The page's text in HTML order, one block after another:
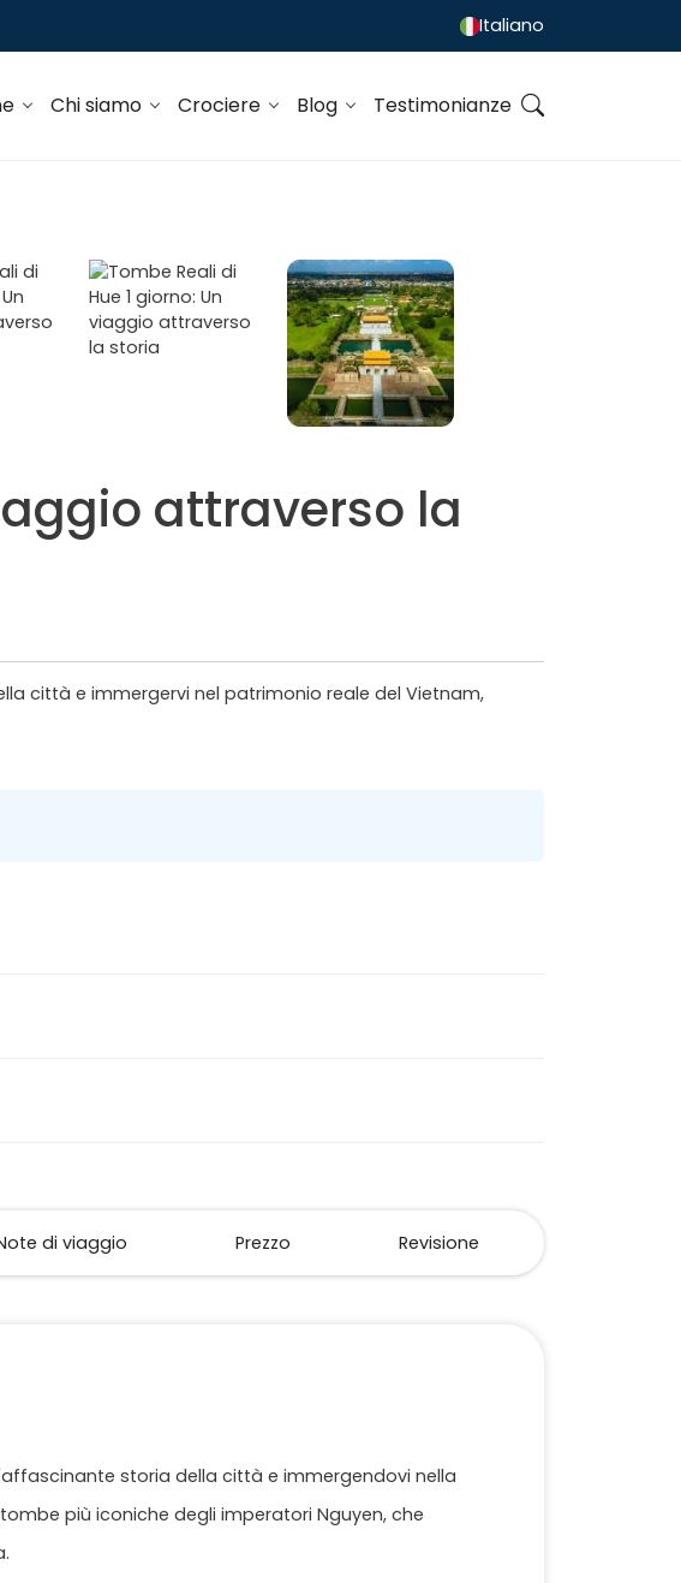
Italiano
Chi siamo Crociere Blog Testimonianze
attraverso la
città e immergervi nel patrimonio reale del Vietnam,
di viaggio Prezzo Revisione
storia della città e immergendovi nella
più iconiche degli imperatori Nguyen, che